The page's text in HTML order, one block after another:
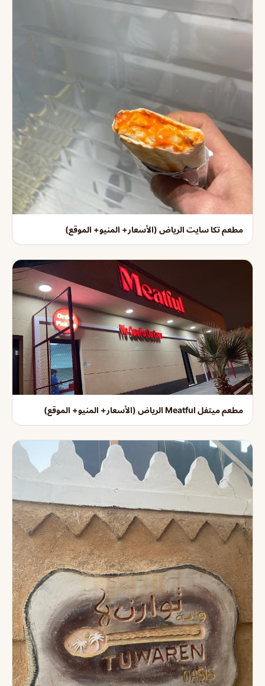
مطعم تكا سايت الرياض (الأسعار+ المنيو+ الموقع)
مطعم ميتفل Meatful الرياض (الأسعار+ المنيو+ الموقع)